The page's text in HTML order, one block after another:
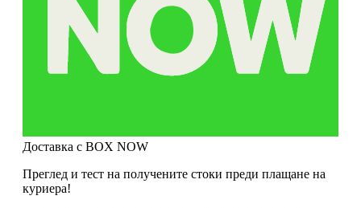
Доставка с BOX NOW
Преглед и тест на получените стоки преди плащане на
куриера!